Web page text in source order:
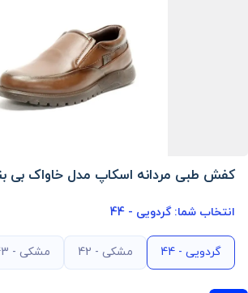
کفش طبی مردانه اسکاپ مدل خاواک بی
انتخاب شما:گردویی - 44
گردویی - 44 مشکی - 42 مشکی - 43